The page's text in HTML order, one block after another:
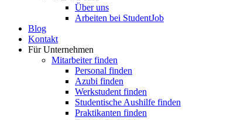
Über uns
Arbeiten bei StudentJob
Blog
Kontakt
Für Unternehmen
Mitarbeiter finden
Personal finden
Azubi finden
Werkstudent finden
Studentische Aushilfe finden
Praktikanten finden